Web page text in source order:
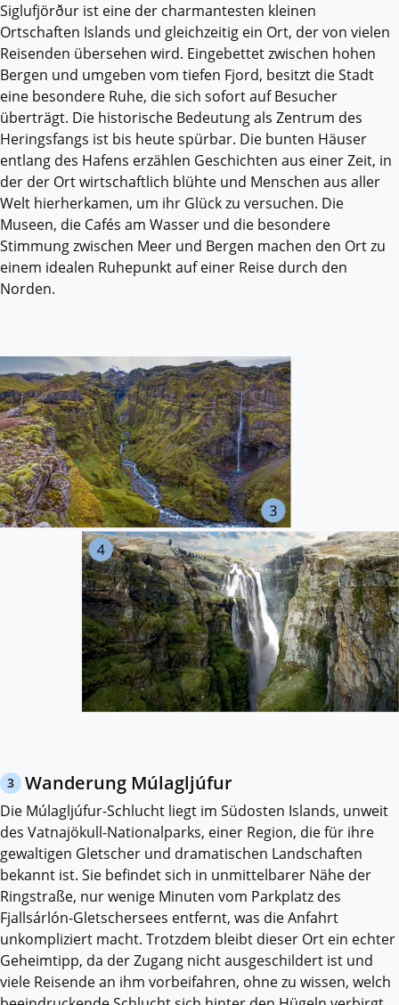
Siglufjörður ist eine der charmantesten kleinen
Ortschaften Islands und gleichzeitig ein Ort, der von vielen
Reisenden übersehen wird. Eingebettet zwischen hohen
Bergen und umgeben vom tiefen Fjord, besitzt die Stadt
eine besondere Ruhe, die sich sofort auf Besucher
überträgt. Die historische Bedeutung als Zentrum des
Heringsfangs ist bis heute spürbar. Die bunten Häuser
entlang des Hafens erzählen Geschichten aus einer Zeit, in
der der Ort wirtschaftlich blühte und Menschen aus aller
Welt hierherkamen, um ihr Glück zu versuchen. Die
Museen, die Cafés am Wasser und die besondere
Stimmung zwischen Meer und Bergen machen den Ort zu
einem idealen Ruhepunkt auf einer Reise durch den
Norden.
3 Wanderung Múlagljúfur
Die Múlagljúfur-Schlucht liegt im Südosten Islands, unweit
des Vatnajökull-Nationalparks, einer Region, die für ihre
gewaltigen Gletscher und dramatischen Landschaften
bekannt ist. Sie befindet sich in unmittelbarer Nähe der
Ringstraße, nur wenige Minuten vom Parkplatz des
Fjallsárlón-Gletschersees entfernt, was die Anfahrt
unkompliziert macht. Trotzdem bleibt dieser Ort ein echter
Geheimtipp, da der Zugang nicht ausgeschildert ist und
viele Reisende an ihm vorbeifahren, ohne zu wissen, welch